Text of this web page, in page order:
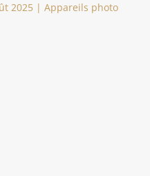
2025| Appareils photo